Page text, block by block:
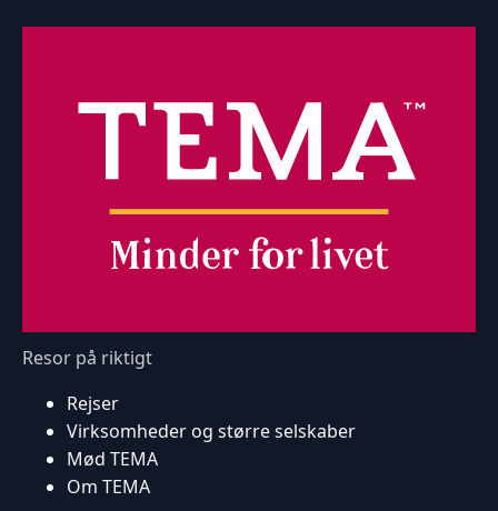
Resor på riktigt
Rejser
Virksomheder og større selskaber
Mød TEMA
Om TEMA